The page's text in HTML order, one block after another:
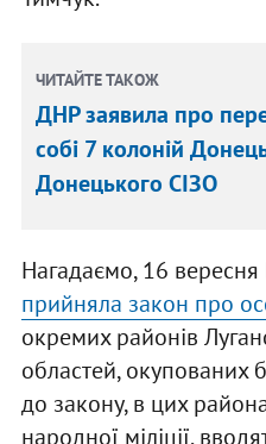
ЧИТАЙТЕ ТАКОЖ
ДНР заявила про
собі 7 колоній
Донецького СІЗО
Нагадаємо, 16
прийняла закон про
окремих районів
областей, окупованих
до закону, в цих
народної міліції,